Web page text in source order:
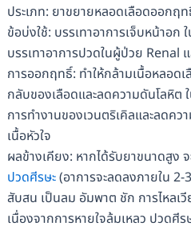
ประเภท: ยาขยายหลอดเลือดออกฤ
ข้อบ่งใช้: บรรเทาอาการเจ็บหน้าอ
บรรเทาอาการปวดในผู้ป่วย Renal
การออกฤทธิ์: ทําให้กล้ามเนื้อหลอด
กลับของเลือดและลดความดันโลหิต
การทํางานของเวนตริเคิลและลดค
เนื้อหัวใจ
ผลข้างเคียง: หากได้รับยาขนาดสูง
ปวดศีรษะ(อาการจะลดลงภายใน 2-
สับสน เป็นลม อัมพาต ชัก การไหลเ
เนื่องจากการหายใจล้มเหลว ปวดศีร